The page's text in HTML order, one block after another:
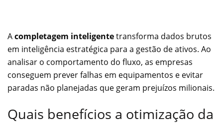
Acompletagem inteligentetransforma dados brutos
em inteligência estratégica para a gestão de ativos. Ao
analisar o comportamento do fluxo, as empresas
conseguem prever falhas em equipamentos e evitar
paradas não planejadas que geram prejuízos milionais.
Quais benefícios a otimização da